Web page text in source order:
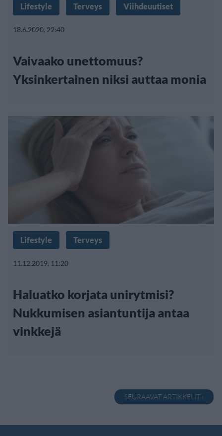
Lifestyle Terveys Viihdeuutiset
18.6.2020, 22:40
Vaivaako unettomuus?
Yksinkertainen niksi auttaa monia
Lifestyle Terveys
11.12.2019, 11:20
Haluatko korjata unirytmisi?
Nukkumisen asiantuntija antaa
vinkkejä
SEURAAVAT ARTIKKELIT ›